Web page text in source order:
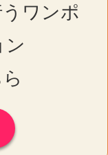
ワンポ
ン